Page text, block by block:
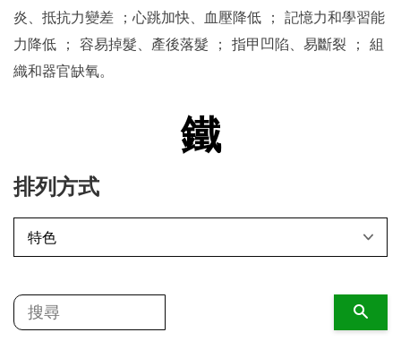
炎、抵抗力變差 ；心跳加快、血壓降低 ； 記憶力和學習能
力降低 ； 容易掉髮、產後落髮 ； 指甲凹陷、易斷裂 ； 組
織和器官缺氧。
鐵
排列方式